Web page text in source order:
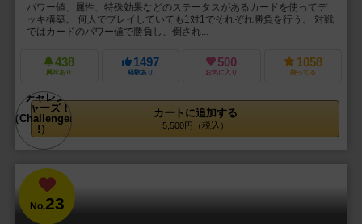
パワー値、属性、特殊効果などのステータスがあるカードを使ってデ
ッキ構築。 何人でプレイしていても1対1でそれぞれ勝負を行う。 対戦
ではカードのパワー値で勝負し、倒され...
438
興味あり
1497
経験あり
500
お気に入り
1058
持ってる
カートに追加する
5,500円（税込）
No.23